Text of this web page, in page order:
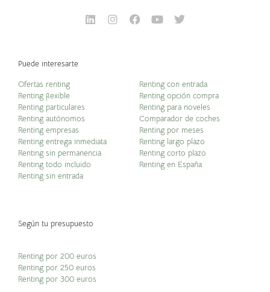
Puede interesarte
Ofertas renting
Renting flexible
Renting particulares
Renting autónomos
Renting empresas
Renting entrega inmediata
Renting sin permanencia
Renting todo incluido
Renting sin entrada
Renting con entrada
Renting opción compra
Renting para noveles
Comparador de coches
Renting por meses
Renting largo plazo
Renting corto plazo
Renting en España
Según tu presupuesto
Renting por 200 euros
Renting por 250 euros
Renting por 300 euros